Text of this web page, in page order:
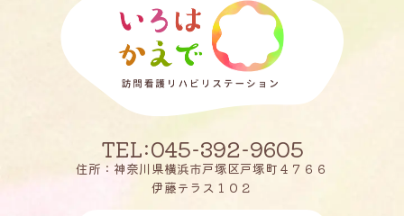
TEL:045-392-9605
住所：神奈川県横浜市戸塚区戸塚町４７６６
伊藤テラス１０２